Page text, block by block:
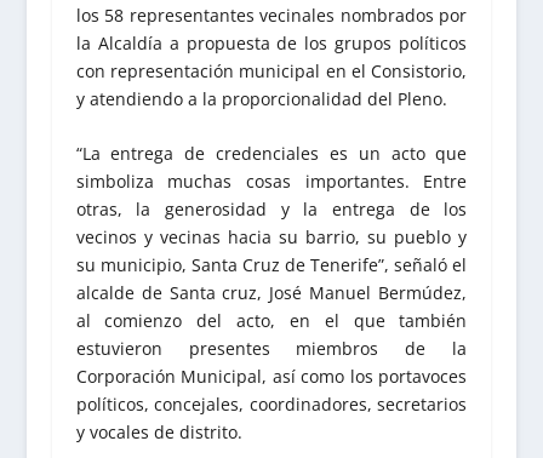
los 58 representantes vecinales nombrados por
la Alcaldía a propuesta de los grupos políticos
con representación municipal en el Consistorio,
y atendiendo a la proporcionalidad del Pleno.
“La entrega de credenciales es un acto que
simboliza muchas cosas importantes. Entre
otras, la generosidad y la entrega de los
vecinos y vecinas hacia su barrio, su pueblo y
su municipio, Santa Cruz de Tenerife”, señaló el
alcalde de Santa cruz, José Manuel Bermúdez,
al comienzo del acto, en el que también
estuvieron presentes miembros de la
Corporación Municipal, así como los portavoces
políticos, concejales, coordinadores, secretarios
y vocales de distrito.